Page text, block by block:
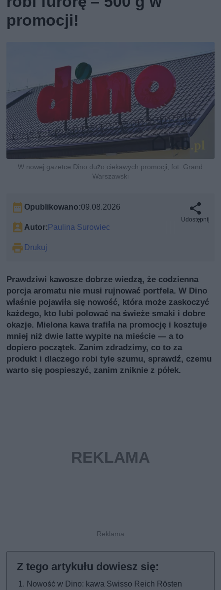
promocji!
W nowej gazetce Dino dużo ciekawych promocji, fot. Grand
Warszawski
Opublikowano:09.08.2026
Autor:Paulina Surowiec
Drukuj
Udostępnij
Prawdziwi kawosze dobrze wiedzą, że codzienna
porcja aromatu nie musi rujnować portfela. W Dino
właśnie pojawiła się nowość, która może zaskoczyć
każdego, kto lubi polować na świeże smaki i dobre
okazje. Mielona kawa trafiła na promocję i kosztuje
mniej niż dwie latte wypite na mieście — a to
dopiero początek. Zanim zdradzimy, co to za
produkt i dlaczego robi tyle szumu, sprawdź, czemu
warto się pospieszyć, zanim zniknie z półek.
Nowość w Dino: kawa Swisso Reich Rösten